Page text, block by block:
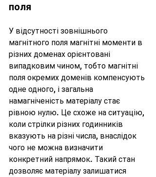
поля
У відсутності зовнішнього
магнітного поля магнітні моменти в
різних доменах орієнтовані
випадковим чином, тобто магнітні
поля окремих доменів компенсують
одне одного, і загальна
намагніченість матеріалу стає
рівною нулю. Це схоже на ситуацію,
коли стрілки різних годинників
вказують на різні числа, внаслідок
чого не можна визначити
конкретний напрямок. Такий стан
дозволяє матеріалу залишатися